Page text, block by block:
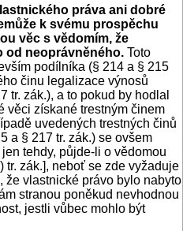
práva ani dobré
k svému prospěchu
věc s vědomím, že
od neoprávněného. Toto
podílníka (§ 214 a § 215
činu legalizace výnosů
tr. zák.), a to pokud by hodlal
věci získané trestným činem
uvedených trestných činů
a § 217 tr. zák.) se ovšem
tehdy, půjde-li o vědomou
tr. zák.], neboť se zde vyžaduje
že vlastnické právo bylo nabyto
stranou poněkud nevhodnou
jestli vůbec mohlo být